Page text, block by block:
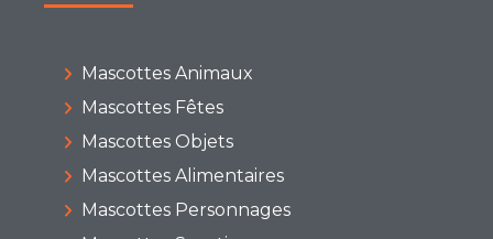
Mascottes Animaux
Mascottes Fêtes
Mascottes Objets
Mascottes Alimentaires
Mascottes Personnages